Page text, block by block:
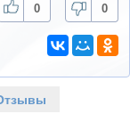
0 0